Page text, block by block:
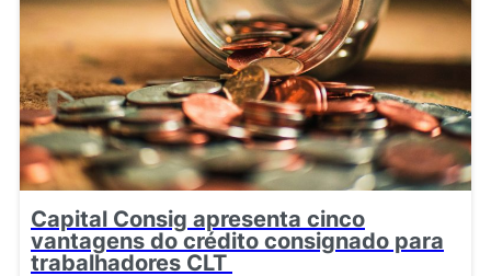
Capital Consig apresenta cinco
vantagens do crédito consignado para
trabalhadores CLT